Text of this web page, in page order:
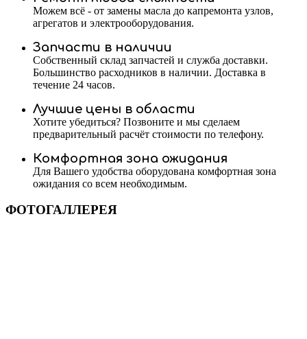
Можем всё - от замены масла до капремонта узлов,
агрегатов и электрооборудования.
Запчасти в наличии
Собственный склад запчастей и служба доставки.
Большинство расходников в наличии. Доставка в
течение 24 часов.
Лучшие цены в области
Хотите убедиться? Позвоните и мы сделаем
предварительный расчёт стоимости по телефону.
Комфортная зона ожидания
Для Вашего удобства оборудована комфортная зона
ожидания со всем необходимым.
ФОТОГАЛЛЕРЕЯ